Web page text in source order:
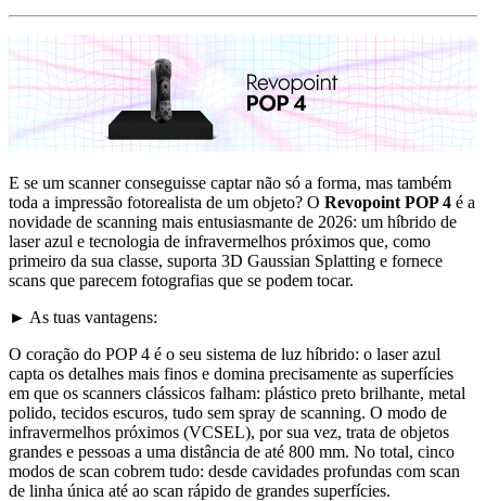
E se um scanner conseguisse captar não só a forma, mas também
toda a impressão fotorealista de um objeto? O Revopoint POP 4 é a
novidade de scanning mais entusiasmante de 2026: um híbrido de
laser azul e tecnologia de infravermelhos próximos que, como
primeiro da sua classe, suporta 3D Gaussian Splatting e fornece
scans que parecem fotografias que se podem tocar.
► As tuas vantagens:
O coração do POP 4 é o seu sistema de luz híbrido: o laser azul
capta os detalhes mais finos e domina precisamente as superfícies
em que os scanners clássicos falham: plástico preto brilhante, metal
polido, tecidos escuros, tudo sem spray de scanning. O modo de
infravermelhos próximos (VCSEL), por sua vez, trata de objetos
grandes e pessoas a uma distância de até 800 mm. No total, cinco
modos de scan cobrem tudo: desde cavidades profundas com scan
de linha única até ao scan rápido de grandes superfícies.